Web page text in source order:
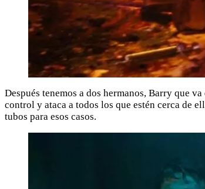
Después tenemos a dos hermanos, Barry que
control y ataca a todos los que estén cerca de
tubos para esos casos.